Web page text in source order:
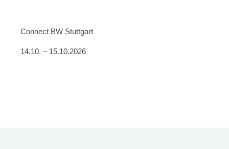
Connect BW Stuttgart
14.10. – 15.10.2026